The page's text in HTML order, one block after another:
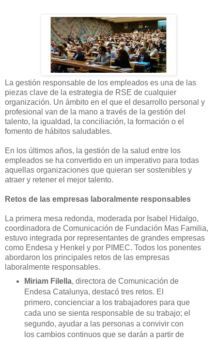
La gestión responsable de los empleados es una de las
piezas clave de la estrategia de RSE de cualquier
organización. Un ámbito en el que el desarrollo personal y
profesional van de la mano a través de la gestión del
talento, la igualdad, la conciliación, la formación o el
fomento de hábitos saludables.
En los últimos años, la gestión de la salud entre los
empleados se ha convertido en un imperativo para todas
aquellas organizaciones que quieran ser sostenibles y
atraer y retener el mejor talento.
Retos de las empresas laboralmente responsables
La primera mesa redonda, moderada por Isabel Hidalgo,
coordinadora de Comunicación de Fundación Mas Familia,
estuvo integrada por representantes de grandes empresas
como Endesa y Henkel y por PIMEC. Todos los ponentes
abordaron los principales retos de las empresas
laboralmente responsables.
Miriam Filella, directora de Comunicación de
Endesa Catalunya, destacó tres retos. El
primero, concienciar a los trabajadores para que
cada uno se sienta responsable de su trabajo; el
segundo, ayudar a las personas a convivir con
los cambios continuos que se darán a partir de